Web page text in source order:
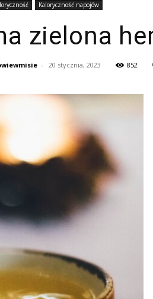
Kaloryczność napojów
zielona
- 20 stycznia, 2023 852